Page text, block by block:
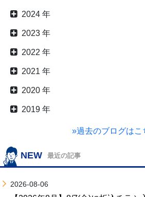
2024 年
2023 年
2022 年
2021 年
2020 年
2019 年
»過去のブログはこ
NEW 最近の記事
2026-08-06